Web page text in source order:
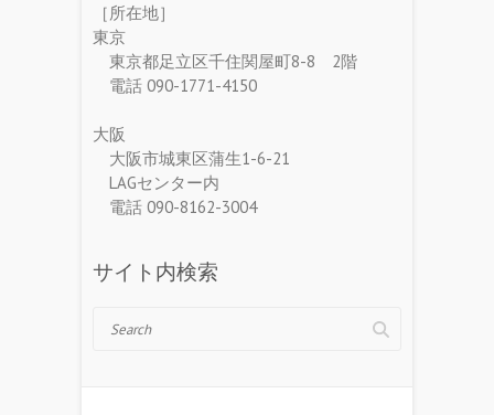
［所在地］
東京
東京都足立区千住関屋町8-8 2階
電話 090-1771-4150
大阪
大阪市城東区蒲生1-6-21
LAGセンター内
電話 090-8162-3004
サイト内検索
Search